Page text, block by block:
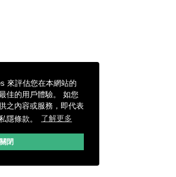
來評估您在本網站的
佳的用戶體驗。 如您
之內容或服務，即代表
隱條款。
了解更多
關閉